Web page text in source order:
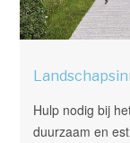
Hulp nodig bij
duurzaam en